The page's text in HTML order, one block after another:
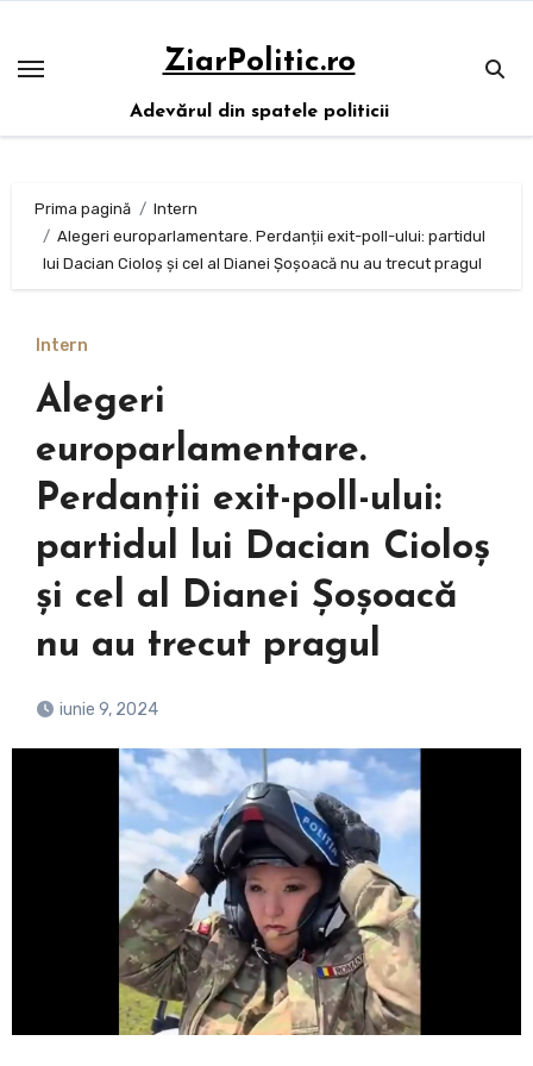
conținut
ZiarPolitic.ro
Adevărul din spatele politicii
Prima pagină
Intern
Alegeri europarlamentare. Perdanții exit-poll-ului: partidul
lui Dacian Cioloș și cel al Dianei Șoșoacă nu au trecut pragul
Intern
Alegeri
europarlamentare.
Perdanții exit-poll-ului:
partidul lui Dacian Cioloș
și cel al Dianei Șoșoacă
nu au trecut pragul
iunie 9, 2024